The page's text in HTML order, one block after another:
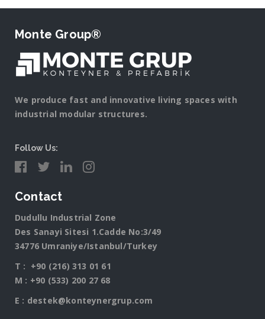
Monte Group®
We produce fast and innovative living spaces with
industrial modular structures.
Follow Us:
Contact
Dudullu Industrial Zone
Des Sanayi Sitesi 1.Cadde No:3/49
34776 Umraniye/Istanbul/Turkey
T : +90 (216) 313 01 61
M : +90 (533) 200 27 68
E : destek@konteynergrup.com